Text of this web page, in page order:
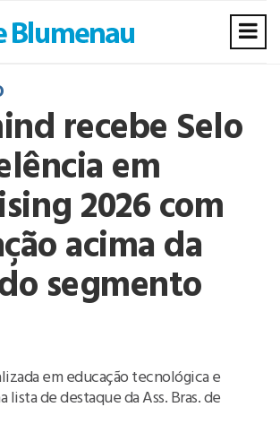
recebe Selo
em
2026 com
acima da
segmento
em educação tecnológica e
de destaque da Ass. Bras. de